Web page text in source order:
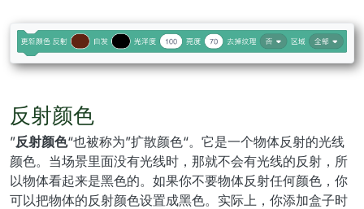
反射颜色
”反射颜色“也被称为”扩散颜色“。它是一个物体反射的光线
颜色。当场景里面没有光线时，那就不会有光线的反射，所
以物体看起来是黑色的。如果你不要物体反射任何颜色，你
可以把物体的反射颜色设置成黑色。实际上，你添加盒子时